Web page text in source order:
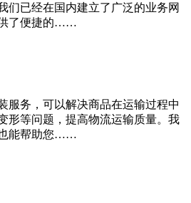
们已经在国内建立了广泛的业务网
了便捷的……
服务，可以解决商品在运输过程中
形等问题，提高物流运输质量。我
能帮助您……